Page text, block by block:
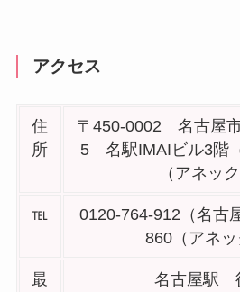
アクセス
住
所
〒450-0002 名古屋
5 名駅IMAIビル3階
（アネッ
℡
0120-764-912（名
860（アネッ
最
名古屋駅